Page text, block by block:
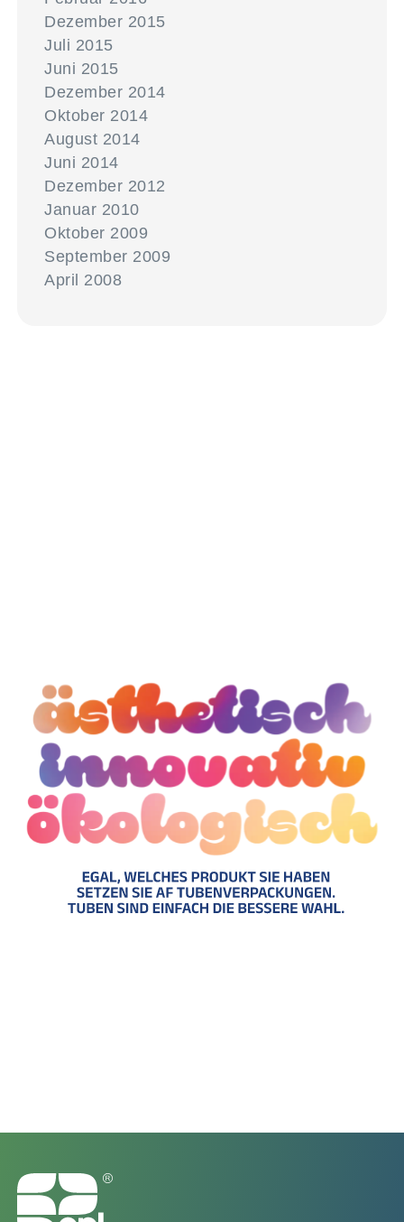
Dezember 2015
Juli 2015
Juni 2015
Dezember 2014
Oktober 2014
August 2014
Juni 2014
Dezember 2012
Januar 2010
Oktober 2009
September 2009
April 2008